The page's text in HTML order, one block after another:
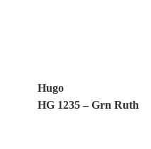
Hugo
HG 1235 – Grn Ruth